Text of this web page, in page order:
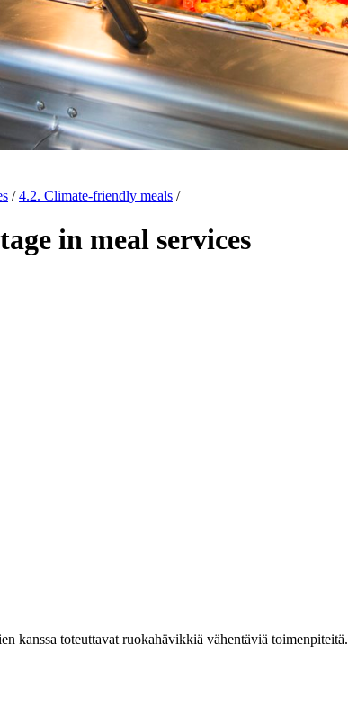
/4.2. Climate-friendly meals /
in meal services
kanssa toteuttavat ruokahävikkiä vähentäviä toimenpiteitä.